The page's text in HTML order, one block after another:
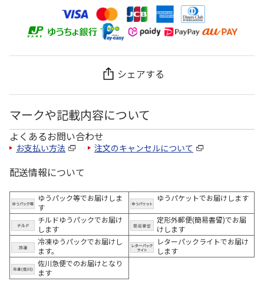
シェアする
マークや記載内容について
よくあるお問い合わせ
お支払い方法 注文のキャンセルについて
配送情報について
ゆうパック等でお届けしま
す
ゆうパケットでお届けします
チルドゆうパックでお届け
します
定形外郵便(簡易書留)でお届
けします
冷凍ゆうパックでお届けし
ます。
レターパックライトでお届け
します
佐川急便でのお届けとなり
ます